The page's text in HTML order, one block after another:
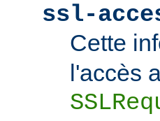
ssl-
Cette
l'accès